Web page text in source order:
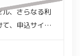
ル、さらなる利
、申込サイト